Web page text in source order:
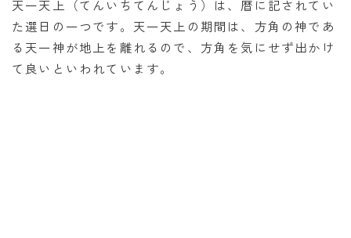
天一天上（てんいちてんじょう）は、暦に記されてい
た選日の一つです。天一天上の期間は、方角の神であ
る天一神が地上を離れるので、方角を気にせず出かけ
て良いといわれています。